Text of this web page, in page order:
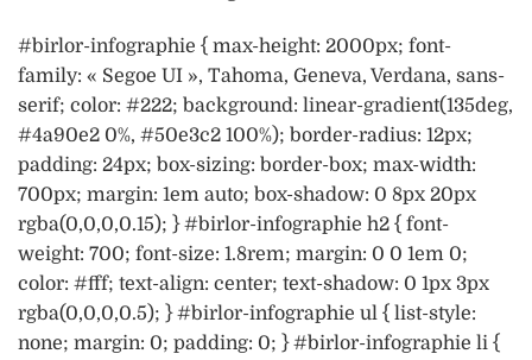
#birlor-infographie { max-height: 2000px; font-
family: « Segoe UI », Tahoma, Geneva, Verdana, sans-
serif; color: #222; background: linear-gradient(135deg,
#4a90e2 0%, #50e3c2 100%); border-radius: 12px;
padding: 24px; box-sizing: border-box; max-width:
700px; margin: 1em auto; box-shadow: 0 8px 20px
rgba(0,0,0,0.15); } #birlor-infographie h2 { font-
weight: 700; font-size: 1.8rem; margin: 0 0 1em 0;
color: #fff; text-align: center; text-shadow: 0 1px 3px
rgba(0,0,0,0.5); } #birlor-infographie ul { list-style:
none; margin: 0; padding: 0; } #birlor-infographie li {